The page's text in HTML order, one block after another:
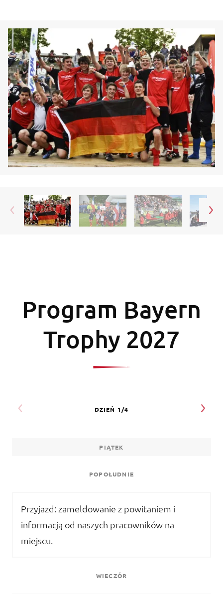
Program Bayern
Trophy 2027
PIĄTEK
POPOŁUDNIE
Przyjazd: zameldowanie z powitaniem i
informacją od naszych pracowników na
miejscu.
WIECZÓR